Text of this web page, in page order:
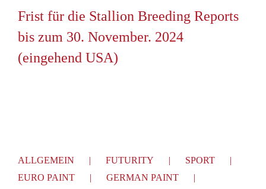
Frist für die Stallion Breeding Reports
bis zum 30. November. 2024
(eingehend USA)
ALLGEMEIN FUTURITY
SPORT
EURO PAINT
GERMAN PAINT